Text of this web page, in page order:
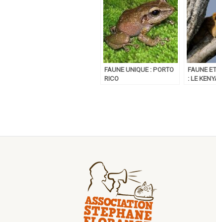
FAUNE UNIQUE : PORTO
RICO
FAUNE
: LE